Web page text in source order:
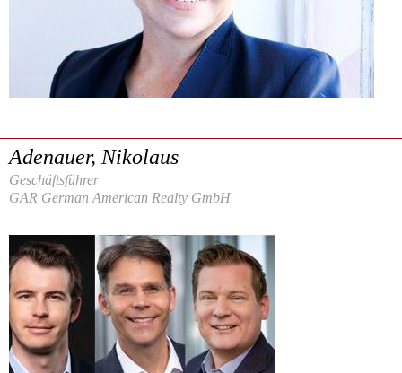
Adenauer, Nikolaus
Geschäftsführer
GAR German American Realty GmbH